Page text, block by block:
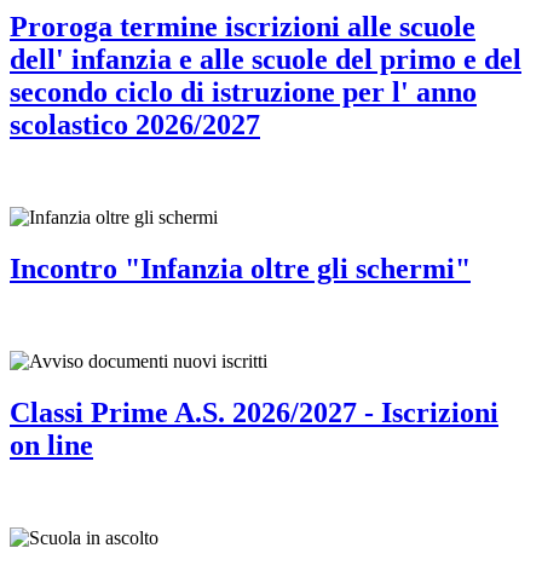
Proroga termine iscrizioni alle scuole
dell' infanzia e alle scuole del primo e del
secondo ciclo di istruzione per l' anno
scolastico 2026/2027
Incontro "Infanzia oltre gli schermi"
Classi Prime A.S. 2026/2027 - Iscrizioni
on line